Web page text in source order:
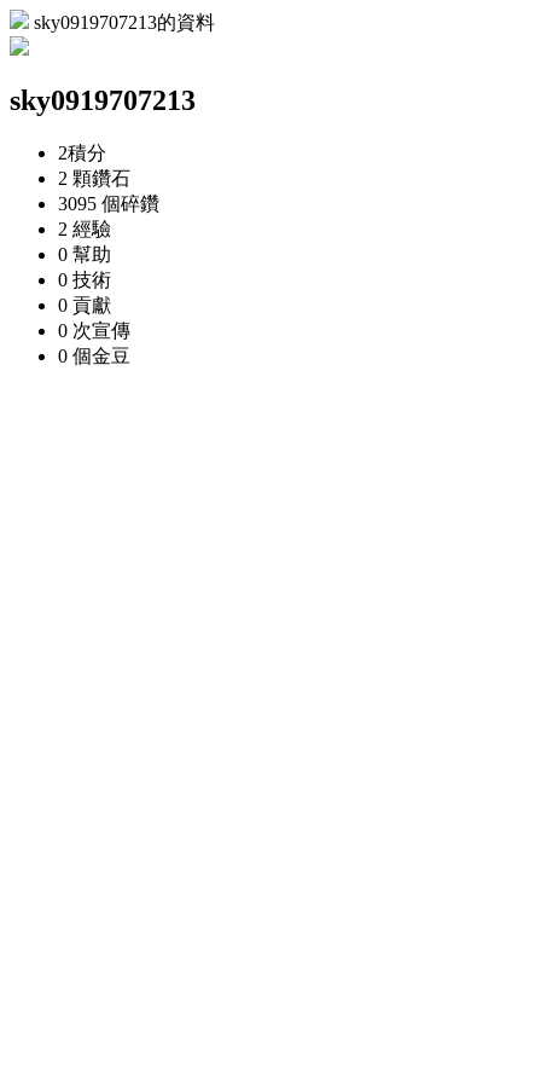
sky0919707213的資料
sky0919707213
2積分
2 顆鑽石
3095 個碎鑽
2 經驗
0 幫助
0 技術
0 貢獻
0 次宣傳
0 個金豆